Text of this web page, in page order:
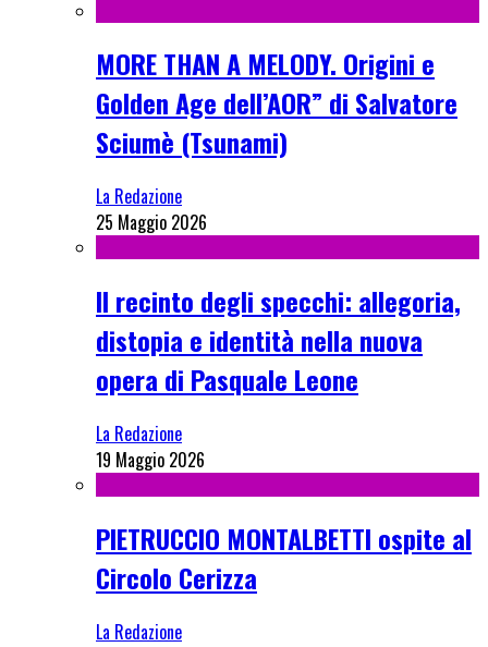
MORE THAN A MELODY. Origini e
Golden Age dell’AOR” di Salvatore
Sciumè (Tsunami)
La Redazione
25 Maggio 2026
Il recinto degli specchi: allegoria,
distopia e identità nella nuova
opera di Pasquale Leone
La Redazione
19 Maggio 2026
PIETRUCCIO MONTALBETTI ospite al
Circolo Cerizza
La Redazione